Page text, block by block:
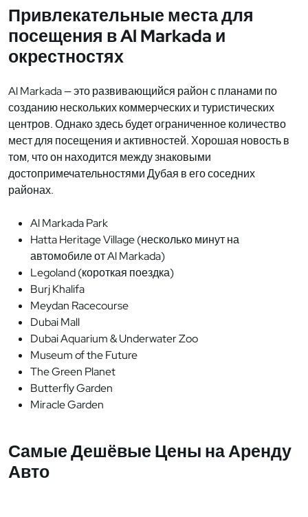
Привлекательные места для
посещения в Al Markada и
окрестностях
Al Markada — это развивающийся район с планами по
созданию нескольких коммерческих и туристических
центров. Однако здесь будет ограниченное количество
мест для посещения и активностей. Хорошая новость в
том, что он находится между знаковыми
достопримечательностями Дубая в его соседних
районах.
Al Markada Park
Hatta Heritage Village (несколько минут на
автомобиле от Al Markada)
Legoland (короткая поездка)
Burj Khalifa
Meydan Racecourse
Dubai Mall
Dubai Aquarium & Underwater Zoo
Museum of the Future
The Green Planet
Butterfly Garden
Miracle Garden
Самые Дешёвые Цены на Аренду
Авто